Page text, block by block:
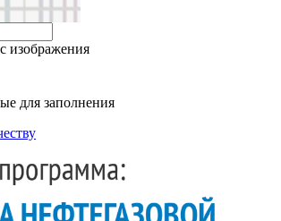
изображения
для заполнения